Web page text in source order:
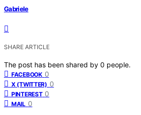
Gabriele
SHARE ARTICLE
The post has been shared by 0 people.
FACEBOOK 0
X (TWITTER) 0
PINTEREST 0
MAIL 0